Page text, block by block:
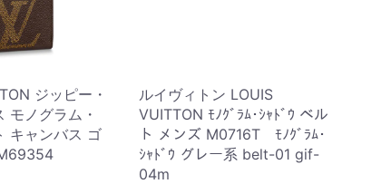
ジッピー・
モノグラム・
キャンバス ゴ
ルイヴィトン LOUIS
VUITTON ﾓﾉｸﾞﾗﾑ･ｼｬﾄﾞｳ ベル
ト メンズ M0716T ﾓﾉｸﾞﾗﾑ･
ｼｬﾄﾞｳ グレー系 belt-01 gif-
04m